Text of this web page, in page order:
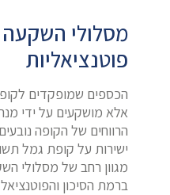
מסלולי
פוטנציאליות
הכספים שמופקדים
אלא מושקעים על ידי
הרווחים של הקופה
ישירות על קופת גמל
מגוון רחב של מסלולי
ברמת הסיכון